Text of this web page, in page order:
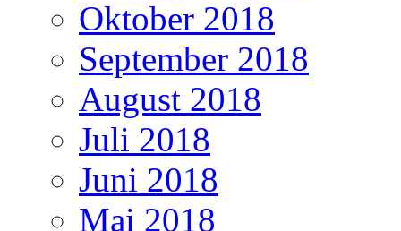
Oktober 2018
September 2018
August 2018
Juli 2018
Juni 2018
Mai 2018